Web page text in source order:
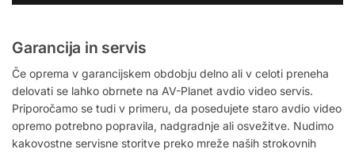
Garancija in servis
Če oprema v garancijskem obdobju delno ali v celoti preneha
delovati se lahko obrnete na AV-Planet avdio video servis.
Priporočamo se tudi v primeru, da posedujete staro avdio video
opremo potrebno popravila, nadgradnje ali osvežitve. Nudimo
kakovostne servisne storitve preko mreže naših strokovnih